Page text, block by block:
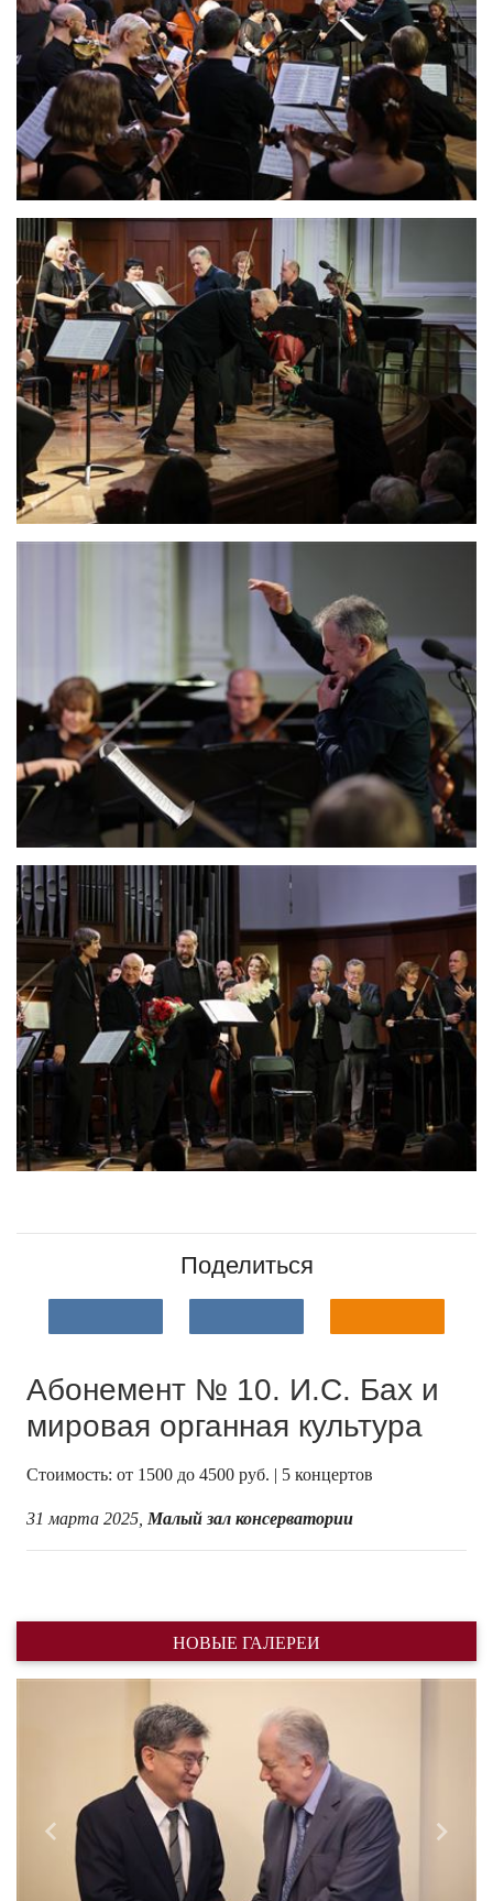
Поделиться
Абонемент № 10. И.С. Бах и
мировая органная культура
Стоимость: от 1500 до 4500 руб. | 5 концертов
31 марта 2025, Малый зал консерватории
НОВЫЕ ГАЛЕРЕИ
Назад